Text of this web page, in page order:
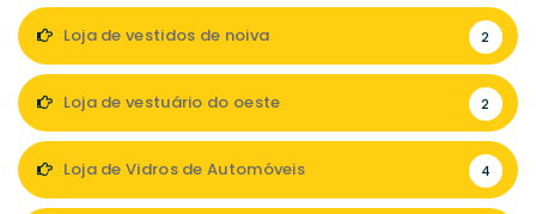
Loja de vestidos de noiva 2
Loja de vestuário do oeste 2
Loja de Vidros de Automóveis 4